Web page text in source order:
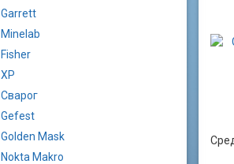
Garrett
Minelab
Fisher
XP
Сварог
Gеfеst
Golden Mask
Nokta Makro